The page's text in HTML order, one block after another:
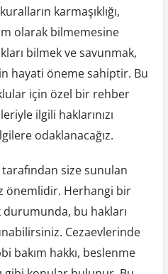
karmaşıklığı,
olarak bilmemesine
bilmek ve savunmak,
hayati öneme sahiptir. Bu
için özel bir rehber
ilgili haklarınızı
odaklanacağız.
size sunulan
önemlidir. Herhangi bir
durumunda, bu hakları
Cezaevlerinde
bakım hakkı, beslenme